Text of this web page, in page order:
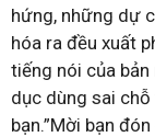
hứng, những dự
hóa ra đều xuất
tiếng nói của
dục dùng sai
bạn.”Mời bạn